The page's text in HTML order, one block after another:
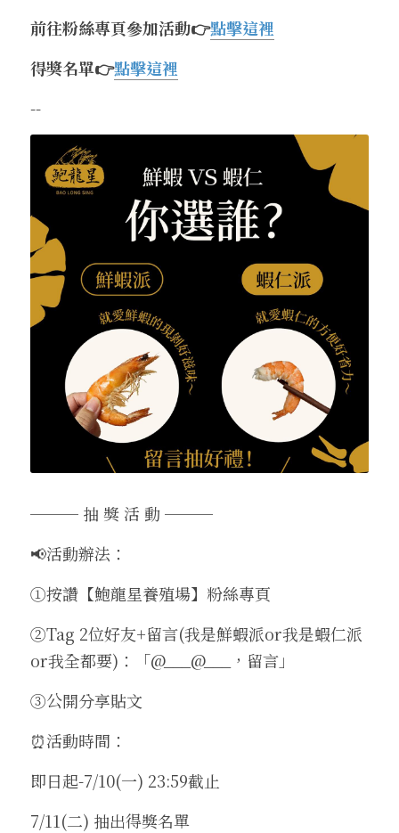
前往粉絲專頁參加活動👉點擊這裡
得獎名單👉點擊這裡
--
─── 抽 獎 活 動 ───
📢活動辦法：
①按讚【鮑龍星養殖場】粉絲專頁
②Tag 2位好友+留言(我是鮮蝦派or我是蝦仁派
or我全都要)：「@___@___，留言」
③公開分享貼文
⏰活動時間：
即日起-7/10(一) 23:59截止
7/11(二) 抽出得獎名單